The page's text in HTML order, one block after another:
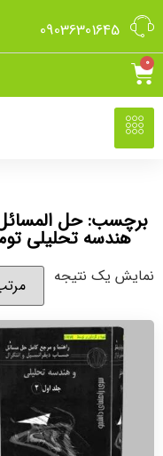
09036301645
0
برچسب: حل
هندسه تحلیلی توماس
نمایش یک نتیجه